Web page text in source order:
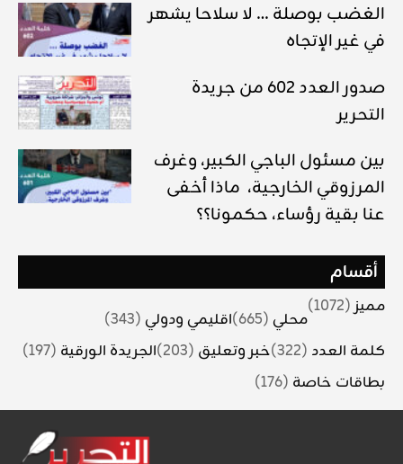
الغضب بوصلة … لا سلاحا يشهر
في غير الإتجاه
صدور العدد 602 من جريدة
التحرير
بين مسئول الباجي الكبير، وغرف
المرزوقي الخارجية، ماذا أخفى
عنا بقية رؤساء، حكمونا؟؟
أقسام
مميز(1072)
محلي (665) اقليمي ودولي (343)
كلمة العدد (322) خبر وتعليق (203) الجريدة الورقية (197)
بطاقات خاصة (176)